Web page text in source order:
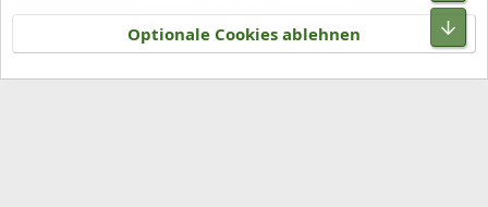
Hilfe und Impressum
R
S
S
Community platform by XenForo® © 2010-2026 XenForo Ltd.
Optionale Cookies ablehnen